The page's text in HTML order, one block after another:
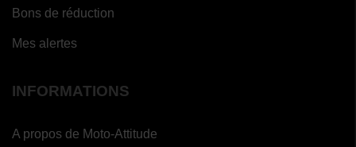
Bons de réduction
Mes alertes
INFORMATIONS
A propos de Moto-Attitude